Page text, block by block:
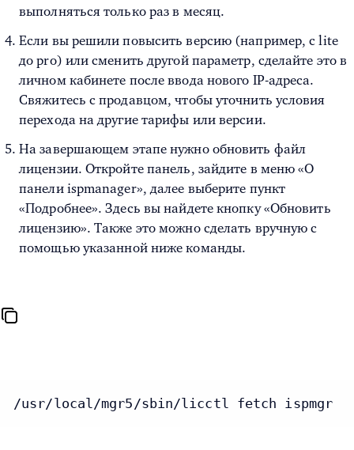
выполняться только раз в месяц.
Если вы решили повысить версию (например, с lite
до pro) или сменить другой параметр, сделайте это в
личном кабинете после ввода нового IP-адреса.
Свяжитесь с продавцом, чтобы уточнить условия
перехода на другие тарифы или версии.
На завершающем этапе нужно обновить файл
лицензии. Откройте панель, зайдите в меню «О
панели ispmanager», далее выберите пункт
«Подробнее». Здесь вы найдете кнопку «Обновить
лицензию». Также это можно сделать вручную с
помощью указанной ниже команды.
/usr/local/mgr5/sbin/licctl fetch ispmgr